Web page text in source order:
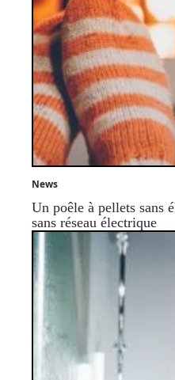
News
Un poêle à pellets sans
sans réseau électrique